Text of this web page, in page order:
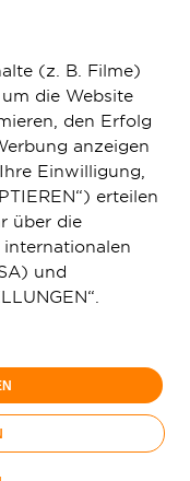
Glasfaser-
(z. B. Filme)
die Website
den Erfolg
anzeigen
Einwilligung,
erteilen
über die
und